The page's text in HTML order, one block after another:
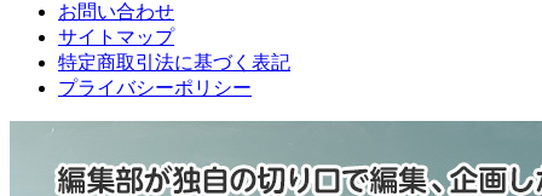
お問い合わせ
サイトマップ
特定商取引法に基づく表記
プライバシーポリシー